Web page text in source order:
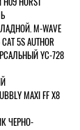
M-WAVE
5S AUTHOR
YC-728
MAXI FF X8
ЧЕРНО-